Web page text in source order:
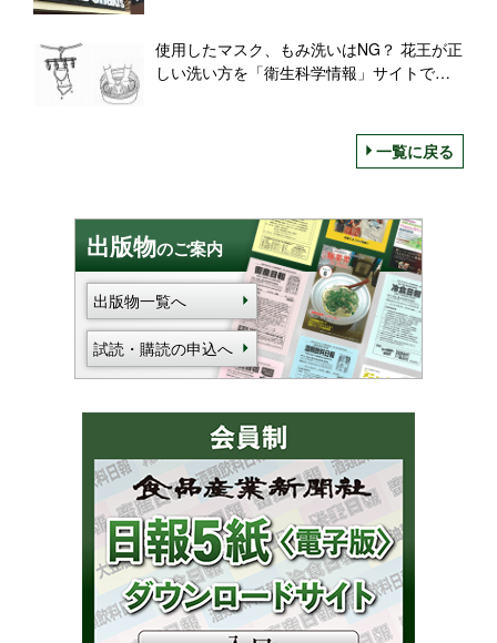
使用したマスク、もみ洗いはNG？ 花王が正
しい洗い方を「衛生科学情報」サイトで解
一覧に戻る
出版物のご案内
出版物一覧へ
試読・購読の申込へ